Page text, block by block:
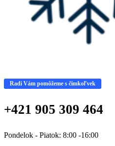
Radi Vám pomôžeme s čímkoľvek
+421 905 309 464
Pondelok - Piatok: 8:00 -16:00